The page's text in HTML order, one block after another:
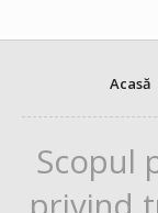
Acasă
Scopul